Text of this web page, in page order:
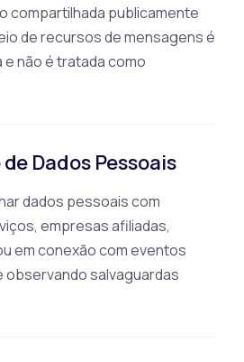
compartilhada publicamente
de recursos de mensagens é
não é tratada como
Dados Pessoais
dados pessoais com
empresas afiliadas,
em conexão com eventos
salvaguardas